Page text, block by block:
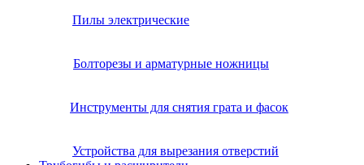
Пилы электрические
Болторезы и арматурные ножницы
Инструменты для снятия грата и фасок
Устройства для вырезания отверстий